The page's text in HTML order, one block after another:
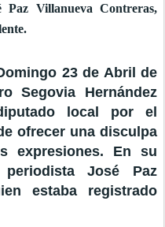
Paz Villanueva Contreras,
23 de Abril de
Segovia Hernández
local por el
ofrecer una disculpa
expresiones. En su
José Paz
estaba registrado